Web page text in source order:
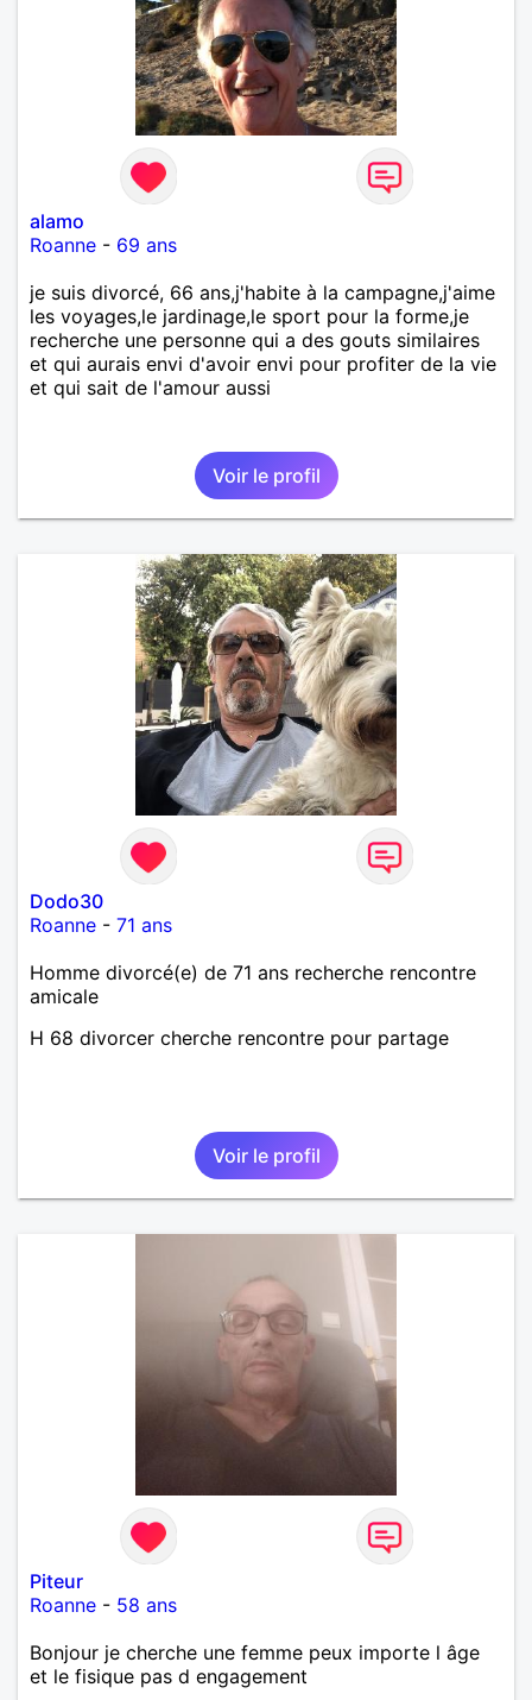
alamo
Roanne - 69 ans
je suis divorcé, 66 ans,j'habite à la campagne,j'aime
les voyages,le jardinage,le sport pour la forme,je
recherche une personne qui a des gouts similaires
et qui aurais envi d'avoir envi pour profiter de la vie
et qui sait de l'amour aussi
Voir le profil
Dodo30
Roanne - 71 ans
Homme divorcé(e) de 71 ans recherche rencontre
amicale
H 68 divorcer cherche rencontre pour partage
Voir le profil
Piteur
Roanne - 58 ans
Bonjour je cherche une femme peux importe l âge
et le fisique pas d engagement